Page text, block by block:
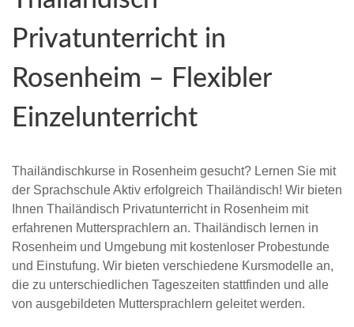
Privatunterricht in
Rosenheim – Flexibler
Einzelunterricht
Thailändischkurse in Rosenheim gesucht? Lernen Sie mit
der Sprachschule Aktiv erfolgreich Thailändisch! Wir bieten
Ihnen Thailändisch Privatunterricht in Rosenheim mit
erfahrenen Muttersprachlern an. Thailändisch lernen in
Rosenheim und Umgebung mit kostenloser Probestunde
und Einstufung. Wir bieten verschiedene Kursmodelle an,
die zu unterschiedlichen Tageszeiten stattfinden und alle
von ausgebildeten Muttersprachlern geleitet werden.